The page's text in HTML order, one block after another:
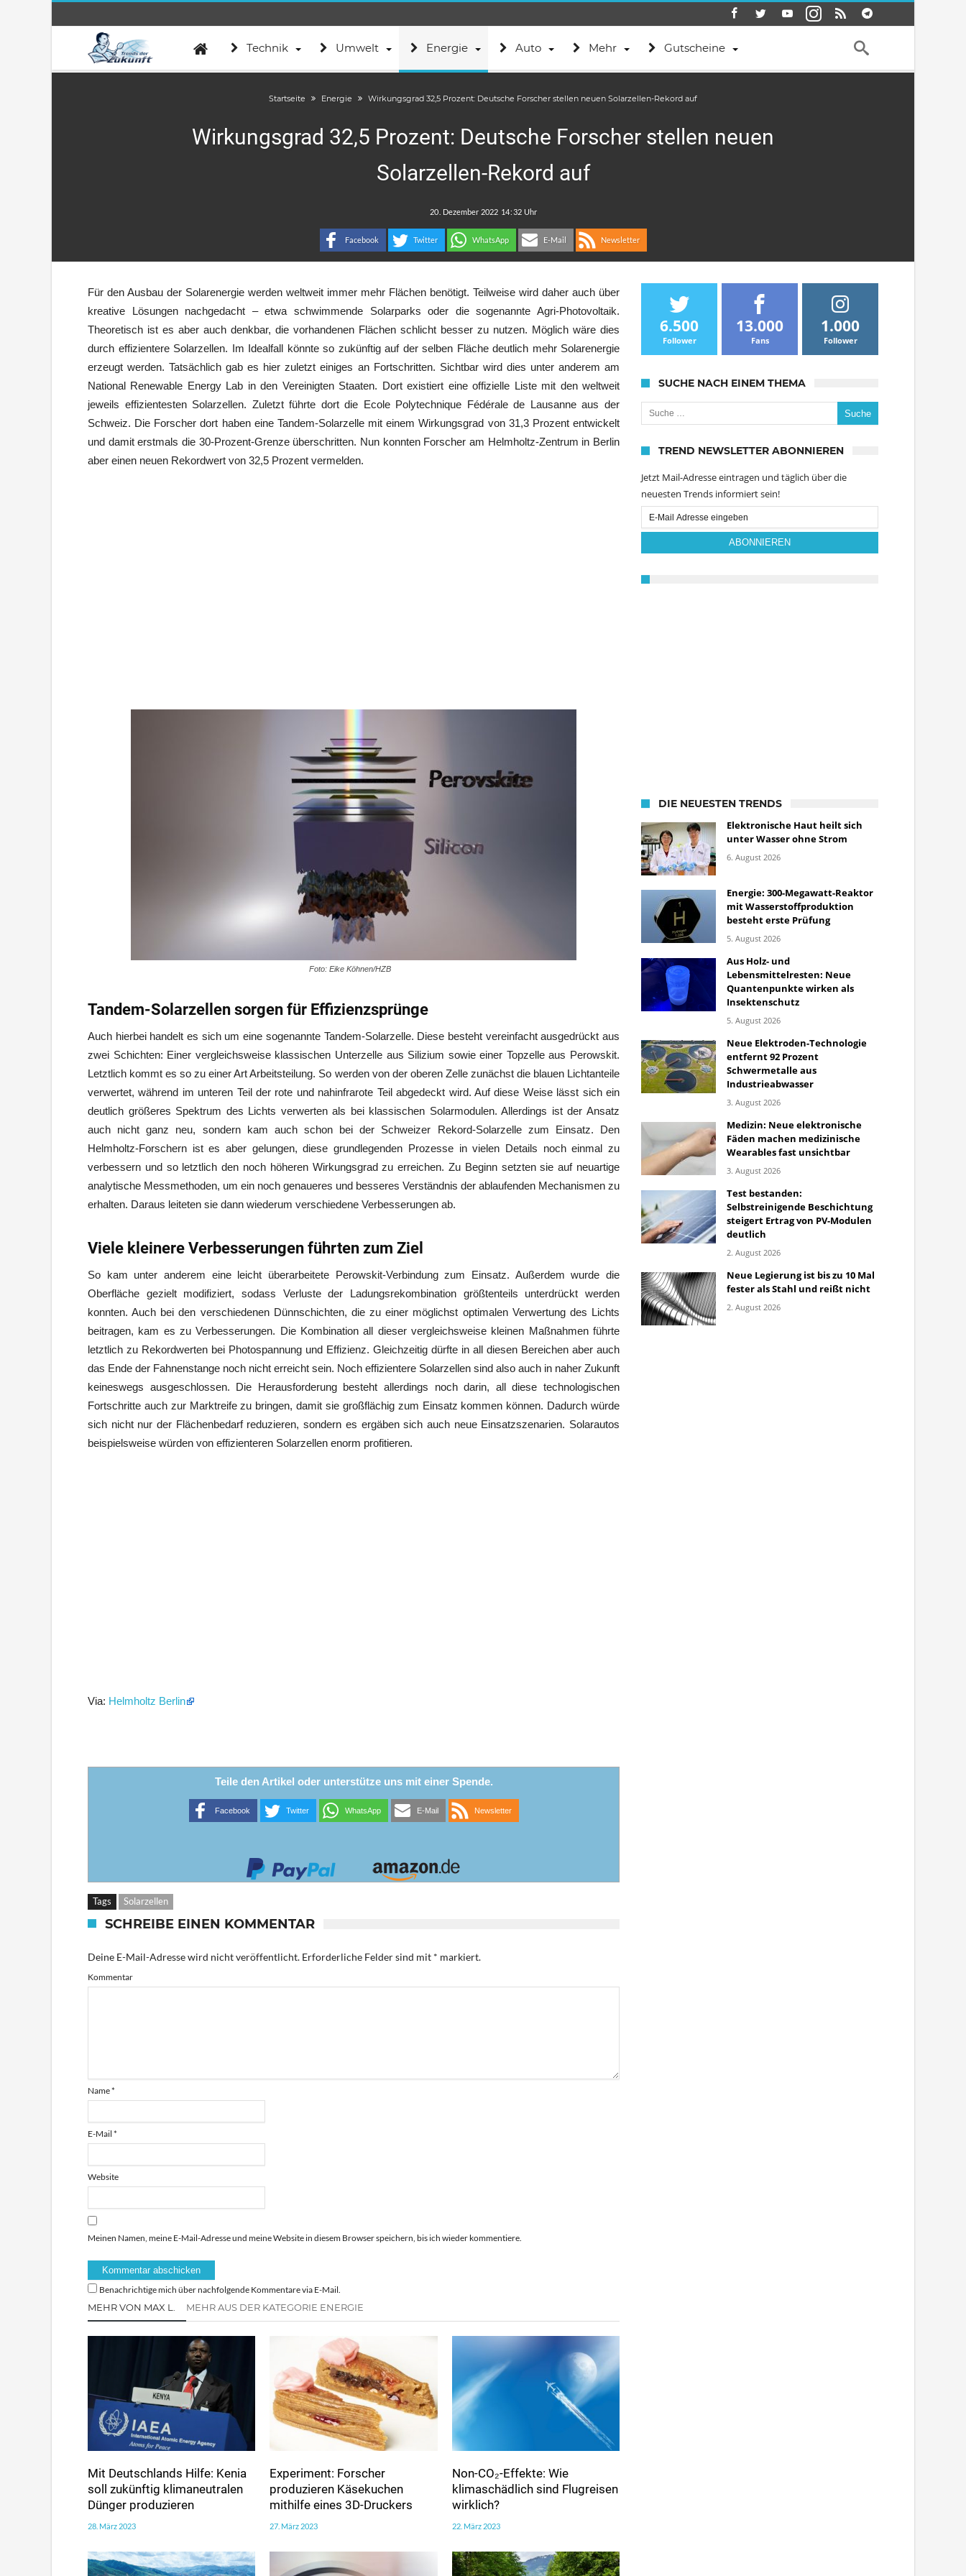
Technik Umwelt Energie Auto Mehr Gutscheine
Startseite Energie Wirkungsgrad 32,5 Prozent: Deutsche Forscher stellen neuen Solarzellen-Rekord auf
Wirkungsgrad 32,5 Prozent: Deutsche Forscher stellen neuen
Solarzellen-Rekord auf
:
Facebook Twitter WhatsApp E-Mail Newsletter
Für den Ausbau der Solarenergie werden weltweit immer mehr Flächen benötigt. Teilweise wird daher auch über
kreative Lösungen nachgedacht – etwa schwimmende Solarparks oder die sogenannte Agri-Photovoltaik.
Theoretisch ist es aber auch denkbar, die vorhandenen Flächen schlicht besser zu nutzen. Möglich wäre dies
durch effizientere Solarzellen. Im Idealfall könnte so zukünftig auf der selben Fläche deutlich mehr Solarenergie
erzeugt werden. Tatsächlich gab es hier zuletzt einiges an Fortschritten. Sichtbar wird dies unter anderem am
National Renewable Energy Lab in den Vereinigten Staaten. Dort existiert eine offizielle Liste mit den weltweit
jeweils effizientesten Solarzellen. Zuletzt führte dort die Ecole Polytechnique Fédérale de Lausanne aus der
Schweiz. Die Forscher dort haben eine Tandem-Solarzelle mit einem Wirkungsgrad von 31,3 Prozent entwickelt
und damit erstmals die 30-Prozent-Grenze überschritten. Nun konnten Forscher am Helmholtz-Zentrum in Berlin
aber einen neuen Rekordwert von 32,5 Prozent vermelden.
Foto: Eike Köhnen/HZB
Tandem-Solarzellen sorgen für Effizienzsprünge
Auch hierbei handelt es sich um eine sogenannte Tandem-Solarzelle. Diese besteht vereinfacht ausgedrückt aus
zwei Schichten: Einer vergleichsweise klassischen Unterzelle aus Silizium sowie einer Topzelle aus Perowskit.
Letztlich kommt es so zu einer Art Arbeitsteilung. So werden von der oberen Zelle zunächst die blauen Lichtanteile
verwertet, während im unteren Teil der rote und nahinfrarote Teil abgedeckt wird. Auf diese Weise lässt sich ein
deutlich größeres Spektrum des Lichts verwerten als bei klassischen Solarmodulen. Allerdings ist der Ansatz
auch nicht ganz neu, sondern kam auch schon bei der Schweizer Rekord-Solarzelle zum Einsatz. Den
Helmholtz-Forschern ist es aber gelungen, diese grundlegenden Prozesse in vielen Details noch einmal zu
verbessern und so letztlich den noch höheren Wirkungsgrad zu erreichen. Zu Beginn setzten sie auf neuartige
analytische Messmethoden, um ein noch genaueres und besseres Verständnis der ablaufenden Mechanismen zu
erhalten. Daraus leiteten sie dann wiederum verschiedene Verbesserungen ab.
Viele kleinere Verbesserungen führten zum Ziel
So kam unter anderem eine leicht überarbeitete Perowskit-Verbindung zum Einsatz. Außerdem wurde die
Oberfläche gezielt modifiziert, sodass Verluste der Ladungsrekombination größtenteils unterdrückt werden
konnten. Auch bei den verschiedenen Dünnschichten, die zu einer möglichst optimalen Verwertung des Lichts
beitragen, kam es zu Verbesserungen. Die Kombination all dieser vergleichsweise kleinen Maßnahmen führte
letztlich zu Rekordwerten bei Photospannung und Effizienz. Gleichzeitig dürfte in all diesen Bereichen aber auch
das Ende der Fahnenstange noch nicht erreicht sein. Noch effizientere Solarzellen sind also auch in naher Zukunft
keineswegs ausgeschlossen. Die Herausforderung besteht allerdings noch darin, all diese technologischen
Fortschritte auch zur Marktreife zu bringen, damit sie großflächig zum Einsatz kommen können. Dadurch würde
sich nicht nur der Flächenbedarf reduzieren, sondern es ergäben sich auch neue Einsatzszenarien. Solarautos
beispielsweise würden von effizienteren Solarzellen enorm profitieren.
Via: Helmholtz Berlin
Teile den Artikel oder unterstütze uns mit einer Spende.
Facebook Twitter WhatsApp E-Mail Newsletter
Tags Solarzellen
SCHREIBE EINEN KOMMENTAR
Deine E-Mail-Adresse wird nicht veröffentlicht. Erforderliche Felder sind mit * markiert.
Kommentar
Name*
E-Mail *
Website
Meinen Namen, meine E-Mail-Adresse und meine Website in diesem Browser speichern, bis ich wieder kommentiere.
Benachrichtige mich über nachfolgende Kommentare via E-Mail.
MEHR VON MAX L. MEHR AUS DER KATEGORIE ENERGIE
Mit Deutschlands Hilfe: Kenia
soll zukünftig klimaneutralen
Dünger produzieren
28. März 2023
Experiment: Forscher
produzieren Käsekuchen
mithilfe eines 3D-Druckers
27. März 2023
Non-CO₂-Effekte: Wie
klimaschädlich sind Flugreisen
wirklich?
22. März 2023
6.500
Follower
13.000
Fans
1.000
Follower
SUCHE NACH EINEM THEMA
Suche nach:
TREND NEWSLETTER ABONNIEREN
Jetzt Mail-Adresse eintragen und täglich über die
neuesten Trends informiert sein!
Email
Subscription
ABONNIEREN
DIE NEUESTEN TRENDS
Elektronische Haut heilt sich
unter Wasser ohne Strom
6. August 2026
Energie: 300-Megawatt-Reaktor
mit Wasserstoffproduktion
besteht erste Prüfung
5. August 2026
Aus Holz- und
Lebensmittelresten: Neue
Quantenpunkte wirken als
Insektenschutz
5. August 2026
Neue Elektroden-Technologie
entfernt 92 Prozent
Schwermetalle aus
Industrieabwasser
3. August 2026
Medizin: Neue elektronische
Fäden machen medizinische
Wearables fast unsichtbar
3. August 2026
Test bestanden:
Selbstreinigende Beschichtung
steigert Ertrag von PV-Modulen
deutlich
2. August 2026
Neue Legierung ist bis zu 10 Mal
fester als Stahl und reißt nicht
2. August 2026